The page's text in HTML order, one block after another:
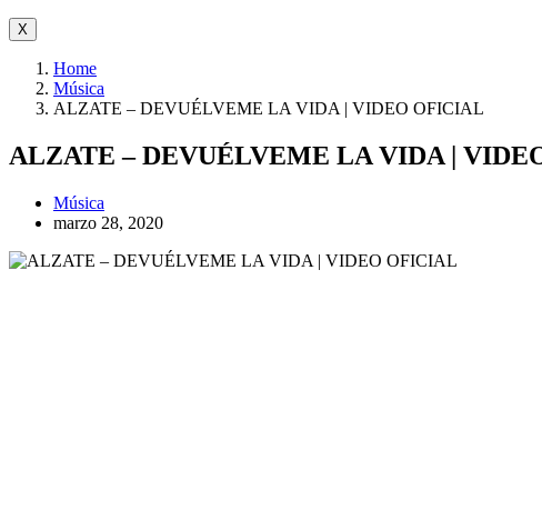
X
Home
Música
ALZATE – DEVUÉLVEME LA VIDA | VIDEO OFICIAL
ALZATE – DEVUÉLVEME LA VIDA |
Música
marzo 28, 2020